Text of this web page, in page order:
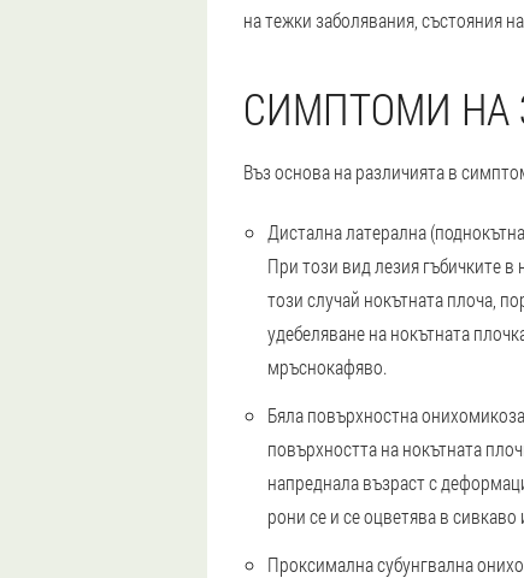
на тежки заболявания, състояния
СИМПТОМИ НА
Въз основа на различията в
Дистална латерална
При този вид лезия гъбичките
този случай нокътната плоча,
удебеляване на нокътната
мръснокафяво.
Бяла повърхностна онихомикоза
повърхността на нокътната
напреднала възраст с
рони се и се оцветява в
Проксимална субунгвална